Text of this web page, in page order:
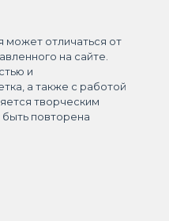
может отличаться от
на сайте.
и
а также с работой
творческим
повторена